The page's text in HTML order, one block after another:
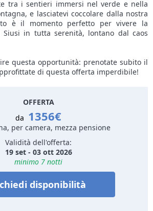
tra i sentieri immersi nel verde e nella
e lasciatevi coccolare dalla nostra
è il momento perfetto per vivere la
Siusi in tutta serenità, lontano dal caos
questa opportunità: prenotate subito il
di questa offerta imperdibile!
OFFERTA
da 1356€
per camera, mezza pensione
Validità dell'offerta:
19 set - 03 ott 2026
minimo 7 notti
disponibilità